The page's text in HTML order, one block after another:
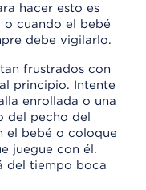
hacer esto es
o cuando el bebé
debe vigilarlo.
frustrados con
principio. Intente
enrollada o una
del pecho del
el bebé o coloque
juegue con él.
del tiempo boca